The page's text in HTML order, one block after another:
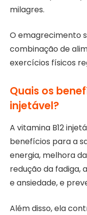
milagres.
O emagrecimento
combinação de
exercícios físicos
Quais os
injetável?
A vitamina B12
benefícios para a
energia, melhora
redução da fadiga,
e ansiedade, e
Além disso, ela